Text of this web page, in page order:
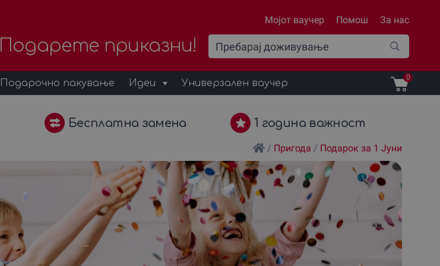
Мојот ваучер Помош За нас
Подарете приказни!
Подарочно пакување Идеи Универзален ваучер
0
Бесплатна замена 1 година важност
/ Пригода / Подарок за 1 Јуни